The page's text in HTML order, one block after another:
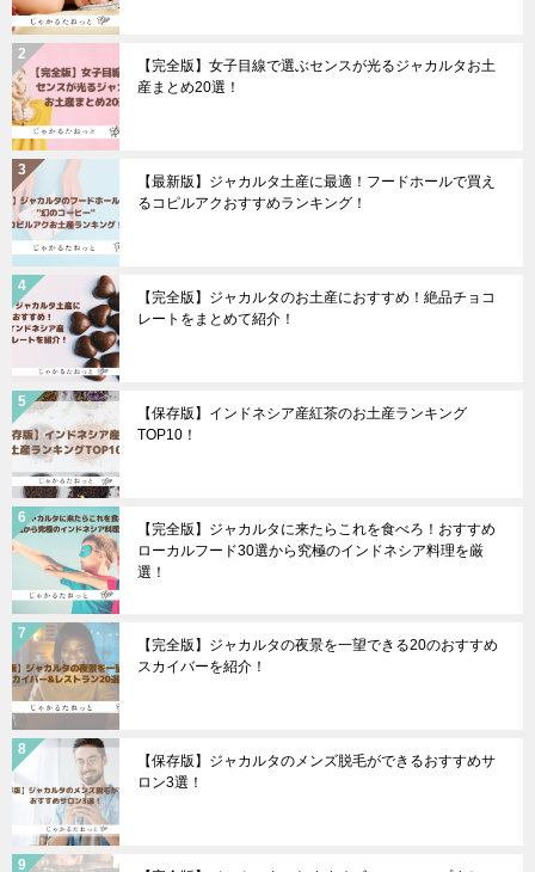
【完全版】女子目線で選ぶセンスが光るジャカルタお土
産まとめ20選！
【最新版】ジャカルタ土産に最適！フードホールで買え
るコピルアクおすすめランキング！
【完全版】ジャカルタのお土産におすすめ！絶品チョコ
レートをまとめて紹介！
【保存版】インドネシア産紅茶のお土産ランキング
TOP10！
【完全版】ジャカルタに来たらこれを食べろ！おすすめ
ローカルフード30選から究極のインドネシア料理を厳
選！
【完全版】ジャカルタの夜景を一望できる20のおすすめ
スカイバーを紹介！
【保存版】ジャカルタのメンズ脱毛ができるおすすめサ
ロン3選！